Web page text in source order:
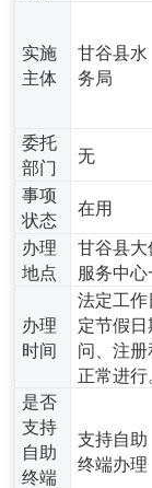
实施
主体
甘谷县水
务局
委托
部门
无
事项
状态
在用
办理
地点
甘谷县
服务中
办理
时间
法定工
定节假
问、注
正常进行
是否
支持
自助
终端
支持自助
终端办理